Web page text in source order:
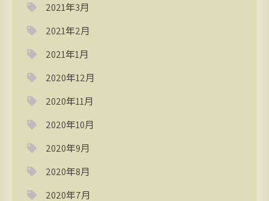
2021年3月
2021年2月
2021年1月
2020年12月
2020年11月
2020年10月
2020年9月
2020年8月
2020年7月